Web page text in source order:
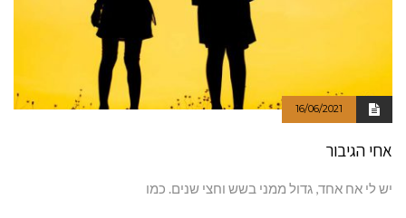
16/06/2021
אחי הגיבור
יש לי אח אחד, גדול ממני בשש וחצי שנים. כמו